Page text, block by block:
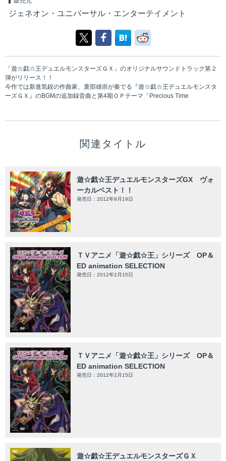
ジェネオン・ユニバーサル・エンターテイメント
「遊☆戯☆王デュエルモンスターズＧＸ」のオリジナルサウンドトラック第２
弾がリリース！！
今作では新進気鋭の作曲家、蓑部雄崇が奏でる『遊☆戯☆王デュエルモンスタ
ーズＧＸ』のBGMの追加録音曲と第4期ＯＰテーマ「Precious Time
関連タイトル
遊☆戯☆王デュエルモンスターズGX ヴォ
ーカルベスト！！
発売日：2012年9月19日
ＴＶアニメ「遊☆戯☆王」シリーズ OP＆
ED animation SELECTION
発売日：2012年2月15日
ＴＶアニメ「遊☆戯☆王」シリーズ OP＆
ED animation SELECTION
発売日：2012年2月15日
遊☆戯☆王デュエルモンスターズＧＸ